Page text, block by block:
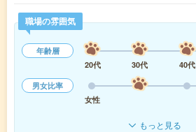
職場の雰囲気
年齢層
20代
30代 40代
男女比率
女性
もっと見る